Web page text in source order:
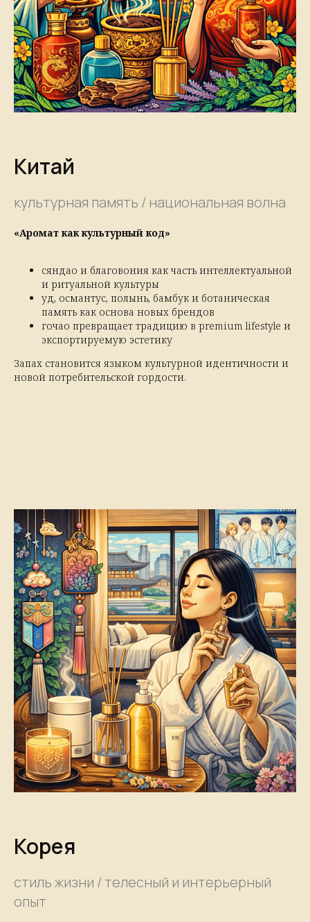
Китай
культурная память / национальная волна
«Аромат как культурный код»
сяндао и благовония как часть интеллектуальной
и ритуальной культуры
уд, османтус, полынь, бамбук и ботаническая
память как основа новых брендов
гочао превращает традицию в premium lifestyle и
экспортируемую эстетику
Запах становится языком культурной идентичности и
новой потребительской гордости.
Корея
стиль жизни / телесный и интерьерный
опыт